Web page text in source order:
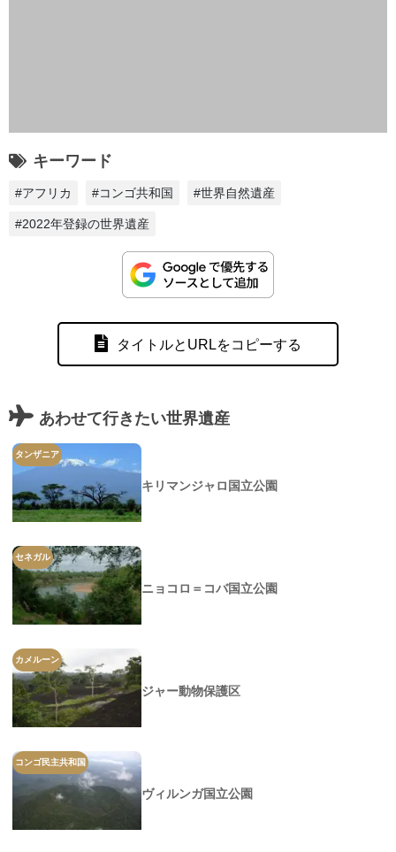
キーワード
#アフリカ #コンゴ共和国 #世界自然遺産
#2022年登録の世界遺産
タイトルとURLをコピーする
あわせて行きたい世界遺産
タンザニア
キリマンジャロ国立公園
セネガル
ニョコロ＝コバ国立公園
カメルーン
ジャー動物保護区
コンゴ民主共和国
ヴィルンガ国立公園